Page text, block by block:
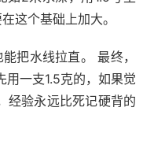
这个基础上加大。
把水线拉直。 最终，
一支1.5克的，如果觉
经验永远比死记硬背的